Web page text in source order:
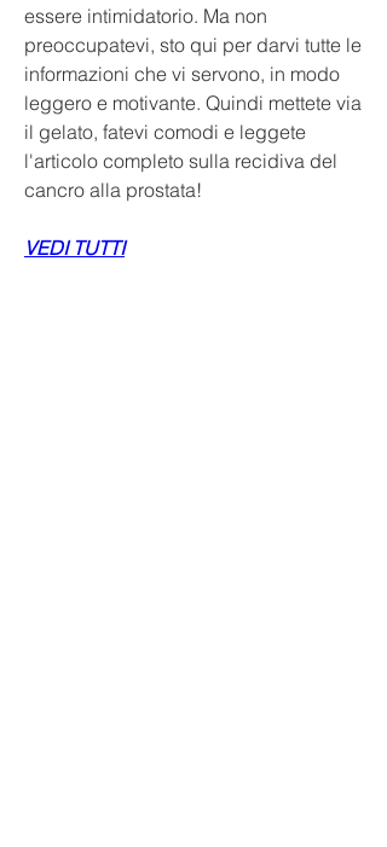
essere intimidatorio. Ma non
preoccupatevi, sto qui per darvi tutte le
informazioni che vi servono, in modo
leggero e motivante. Quindi mettete via
il gelato, fatevi comodi e leggete
l'articolo completo sulla recidiva del
cancro alla prostata!
VEDI TUTTI